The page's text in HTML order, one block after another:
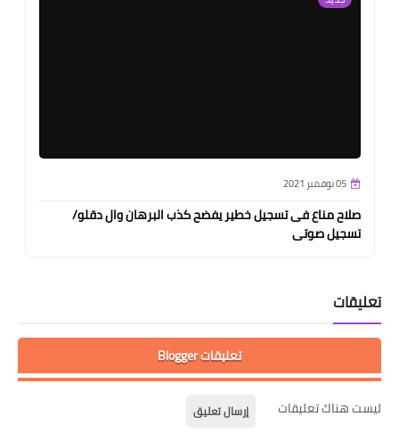
05 نوفمبر 2021
صلاح مناع فى تسجيل خطير يفضح كذب البرهان وال دقلو/
تسجيل صوتى
تعليقات
تعليقات Blogger
ليست هناك تعليقات إرسال تعليق